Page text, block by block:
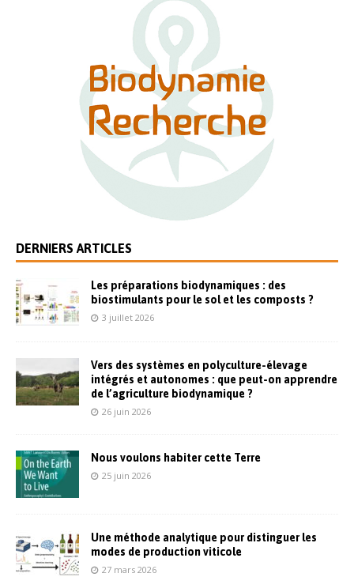
DERNIERS ARTICLES
Les préparations biodynamiques : des
biostimulants pour le sol et les composts ?
3 juillet 2026
Vers des systèmes en polyculture-élevage
intégrés et autonomes : que peut-on apprendre
de l’agriculture biodynamique ?
26 juin 2026
Nous voulons habiter cette Terre
25 juin 2026
Une méthode analytique pour distinguer les
modes de production viticole
27 mars 2026